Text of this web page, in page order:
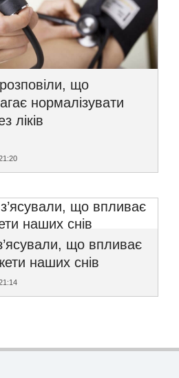
розповіли, що
нормалізувати
ліків
що впливає
наших снів